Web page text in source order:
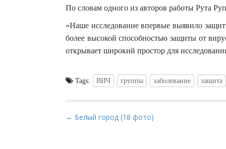
По словам одного из авторов работы Рута
«Наше исследование впервые выявило
более высокой способностью защиты от
открывает широкий простор для
Tags: ВИЧ группы заболевание защита
P
← Белый город (18 фото)